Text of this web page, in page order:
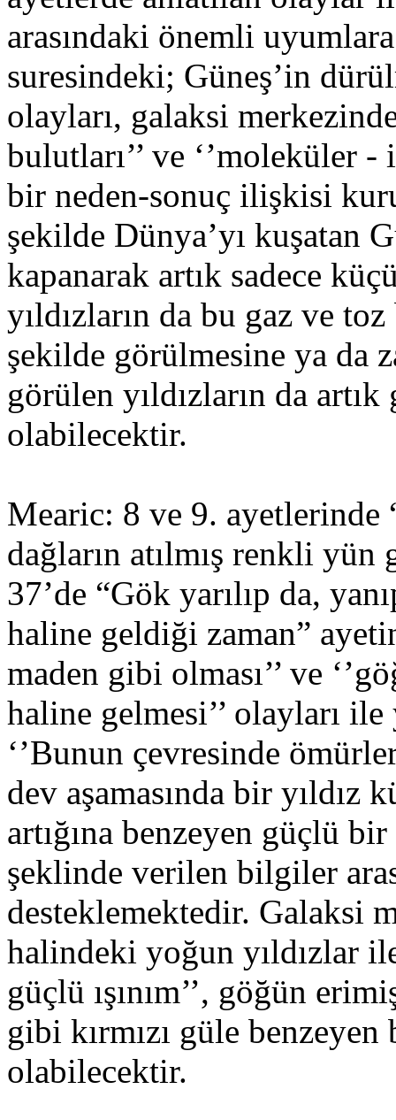
arasındaki önemli
suresindeki; Güneş’in
olayları, galaksi
bulutları’’ ve ‘’moleküler -
bir neden-sonuç ilişkisi
şekilde Dünya’yı kuşatan
kapanarak artık sadece
yıldızların da bu gaz ve
şekilde görülmesine ya da
görülen yıldızların da
olabilecektir.
Mearic: 8 ve 9. ayetlerinde
dağların atılmış renkli
37’de “Gök yarılıp da,
haline geldiği zaman”
maden gibi olması’’ ve
haline gelmesi’’ olayları
‘’Bunun çevresinde
dev aşamasında bir yıldız
artığına benzeyen güçlü bir
şeklinde verilen bilgiler
desteklemektedir. Galaksi
halindeki yoğun yıldızlar
güçlü ışınım’’, göğün
gibi kırmızı güle
olabilecektir.